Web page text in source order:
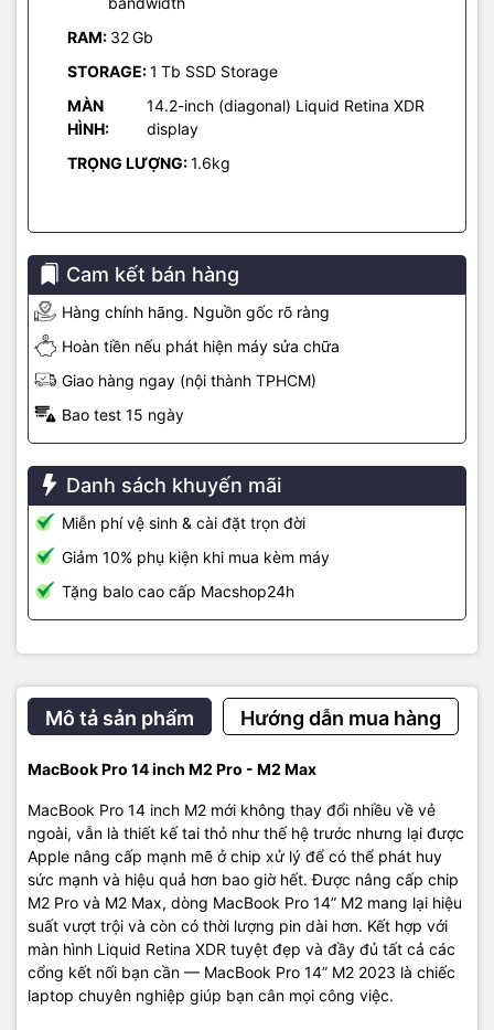
RAM: 32Gb
STORAGE:1 Tb SSD Storage
MÀN
HÌNH:
14.2-inch (diagonal) Liquid Retina XDR
display
TRỌNG LƯỢNG:1.6kg
Cam kết bán hàng
Hàng chính hãng. Nguồn gốc rõ ràng
Hoàn tiền nếu phát hiện máy sửa chữa
Giao hàng ngay (nội thành TPHCM)
Bao test 15 ngày
Danh sách khuyến mãi
Miễn phí vệ sinh & cài đặt trọn đời
Giảm 10% phụ kiện khi mua kèm máy
Tặng balo cao cấp Macshop24h
Mô tả sản phẩm Hướng dẫn mua hàng
MacBook Pro 14 inch M2 Pro - M2 Max
MacBook Pro 14 inch M2 mới không thay đổi nhiều về vẻ
ngoài, vẫn là thiết kế tai thỏ như thế hệ trước nhưng lại được
Apple nâng cấp mạnh mẽ ở chip xử lý để có thể phát huy
sức mạnh và hiệu quả hơn bao giờ hết. Được nâng cấp chip
M2 Pro và M2 Max, dòng MacBook Pro 14” M2 mang lại hiệu
suất vượt trội và còn có thời lượng pin dài hơn. Kết hợp với
màn hình Liquid Retina XDR tuyệt đẹp và đầy đủ tất cả các
cổng kết nối bạn cần — MacBook Pro 14” M2 2023 là chiếc
laptop chuyên nghiệp giúp bạn cân mọi công việc.
sâu như tạo cảnh với hình học và kết cấu 3D hoặc hợp nhất những
tấm ảnh có chất lượng cực cao một cách ổn định, nhanh chóng.
Thời lượng pin kéo dài
Theo Apple, MacBook Pro 14 inch M2 mới có thời lượng pin lên tới
đây là thời lượng pin dài nhất từng có trên máy Mac. Trong khi
MacBook Pro 14 inch M1 chỉ là 17 giờ, MacBook Pro 16 inch M1 là
21 giờ. Như vậy thời lượng pin sẽ tăng thêm một giờ cho mỗi kiểu
máy so với thế hệ trước theo như thông số kỹ thuật mà Apple công
Người dùng hoàn toàn yên tâm về thời gian sử dụng, thoải mái
khi di chuyển bên ngoài. Không chỉ có thời gian sử dụng lâu mà
cho biết máy có thể sạc nhanh từ 0% lên 50% chỉ trong vòng 30
phút rất tiện lợi.
Nhờ sức mạnh hiệu quả của Apple silicon, quạt tản nhiệt của máy
thậm chí không cần chạy khi bạn thực hiện các tác vụ hàng ngày
mà máy vẫn luôn mát mẻ. Đối với các quy trình công việc nặng
nhọc hơn, hệ thống tản nhiệt tiên tiến sẽ di chuyển không khí nhiều
hơn 50% ở tốc độ quạt thấp hơn. Máy có bộ nhớ cấu hình lên tới
8TB để bạn có thể lưu trữ nhiều hơn, làm việc nhanh chóng hơn.